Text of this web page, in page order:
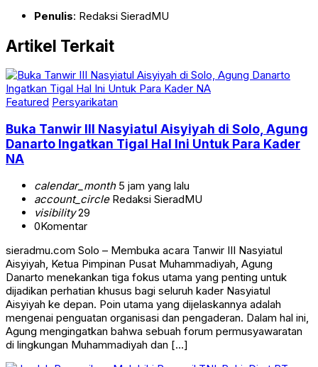
Penulis: Redaksi SieradMU
Artikel Terkait
Featured Persyarikatan
Buka Tanwir III Nasyiatul Aisyiyah di Solo, Agung
Danarto Ingatkan Tigal Hal Ini Untuk Para Kader
NA
calendar_month5 jam yang lalu
account_circleRedaksi SieradMU
visibility29
0Komentar
sieradmu.com Solo – Membuka acara Tanwir III Nasyiatul
Aisyiyah, Ketua Pimpinan Pusat Muhammadiyah, Agung
Danarto menekankan tiga fokus utama yang penting untuk
dijadikan perhatian khusus bagi seluruh kader Nasyiatul
Aisyiyah ke depan. Poin utama yang dijelaskannya adalah
mengenai penguatan organisasi dan pengaderan. Dalam hal ini,
Agung mengingatkan bahwa sebuah forum permusyawaratan
di lingkungan Muhammadiyah dan […]